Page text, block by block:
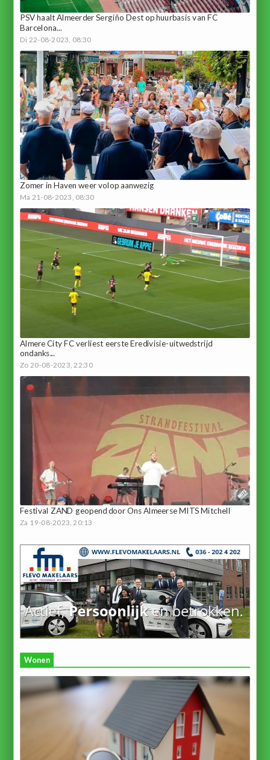
PSV haalt Almeerder Sergiño Dest op huurbasis van FC
Barcelona...
Di 22-08-2023, 08:30
Zomer in Haven weer volop aanwezig
Ma 21-08-2023, 08:30
Almere City FC verliest eerste Eredivisie-uitwedstrijd
ondanks...
Zo 20-08-2023, 22:30
Festival ZAND geopend door Ons Almeerse MITS Mitchell
Za 19-08-2023, 20:13
Wonen